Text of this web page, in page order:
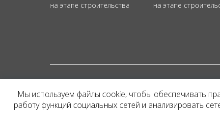
на этапе строительства
на этапе
Представленная на
и не является
Мы используем файлы cookie, чтобы обеспечивать
работу функций социальных сетей и анализировать